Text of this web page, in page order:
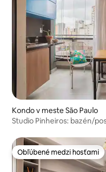
Kondo v meste São Paulo
Studio Pinheiros: bazén/
Obľúbené medzi hosťami
Obľúbené medzi hosťami